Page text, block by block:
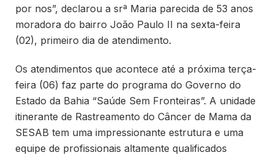
por nos”, declarou a srª Maria parecida de 53 anos
moradora do bairro João Paulo II na sexta-feira
(02), primeiro dia de atendimento.
Os atendimentos que acontece até a próxima terça-
feira (06) faz parte do programa do Governo do
Estado da Bahia “Saúde Sem Fronteiras”. A unidade
itinerante de Rastreamento do Câncer de Mama da
SESAB tem uma impressionante estrutura e uma
equipe de profissionais altamente qualificados